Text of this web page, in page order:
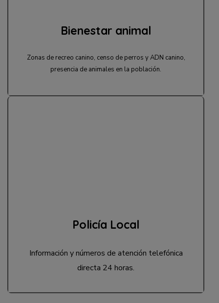
Bienestar animal
Zonas de recreo canino, censo de perros y ADN canino,
presencia de animales en la población.
Policía Local
Información y números de atención telefónica
directa 24 horas.